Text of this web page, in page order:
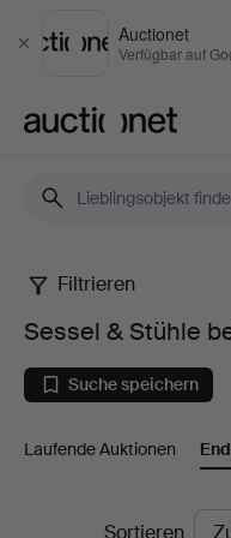
Schließen
Auctionet
Verfügbar auf
Sessel
Stühle
bei
Filtrieren
Sessel & Stühle
Suche speichern
Laufende Auktionen
EndpreiseSortieren